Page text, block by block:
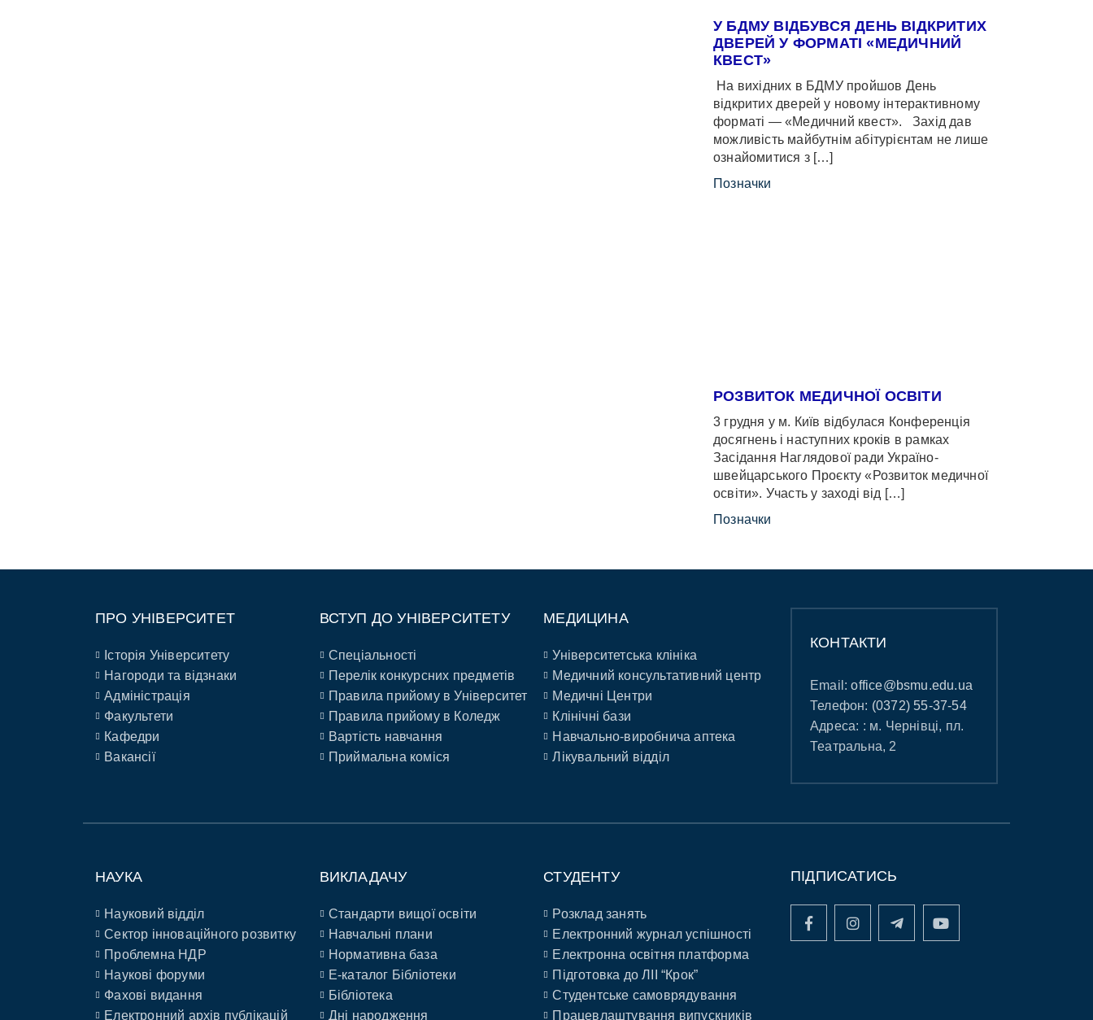
У БДМУ ВІДБУВСЯ ДЕНЬ ВІДКРИТИХ
ДВЕРЕЙ У ФОРМАТІ «МЕДИЧНИЙ
КВЕСТ»
На вихідних в БДМУ пройшов День
відкритих дверей у новому інтерактивному
форматі — «Медичний квест». Захід дав
можливість майбутнім абітурієнтам не лише
ознайомитися з […]
Позначки
РОЗВИТОК МЕДИЧНОЇ ОСВІТИ
3 грудня у м. Київ відбулася Конференція
досягнень і наступних кроків в рамках
Засідання Наглядової ради Україно-
швейцарського Проєкту «Розвиток медичної
освіти». Участь у заході від […]
Позначки
ПРО УНІВЕРСИТЕТ
Історія Університету
Нагороди та відзнаки
Адміністрація
Факультети
Кафедри
Вакансії
ВСТУП ДО УНІВЕРСИТЕТУ
Спеціальності
Перелік конкурсних предметів
Правила прийому в Університет
Правила прийому в Коледж
Вартість навчання
Приймальна коміся
МЕДИЦИНА
Університетська клініка
Медичний консультативний центр
Медичні Центри
Клінічні бази
Навчально-виробнича аптека
Лікувальний відділ
КОНТАКТИ
Email:office@bsmu.edu.ua
Телефон: (0372) 55-37-54
Адреса: : м. Чернівці, пл.
Театральна, 2
НАУКА
Науковий відділ
Сектор інноваційного розвитку
Проблемна НДР
Наукові форуми
Фахові видання
Електронний архів публікацій
ВИКЛАДАЧУ
Стандарти вищої освіти
Навчальні плани
Нормативна база
E-каталог Бібліотеки
Бібліотека
Дні народження
СТУДЕНТУ
Розклад занять
Електронний журнал успішності
Електронна освітня платформа
Підготовка до ЛІІ “Крок”
Студентське самоврядування
Працевлаштування випускників
ПІДПИСАТИСЬ